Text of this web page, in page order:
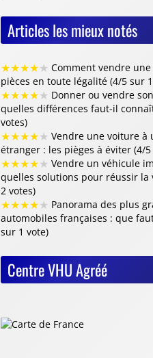
Articles les mieux notés
★★★★★ Comment vendre
pièces en toute légalité (4/5 sur
★★★★★ Donner ou vendre
quelles différences faut-il
votes)
★★★★★ Vendre une voiture à
étranger : les pièges à éviter (4/
★★★★★ Vendre un véhicule
quelles solutions pour réussir la
2 votes)
★★★★★ Panorama des plus
automobiles françaises : que
sur 1 vote)
Centre VHU Agréé